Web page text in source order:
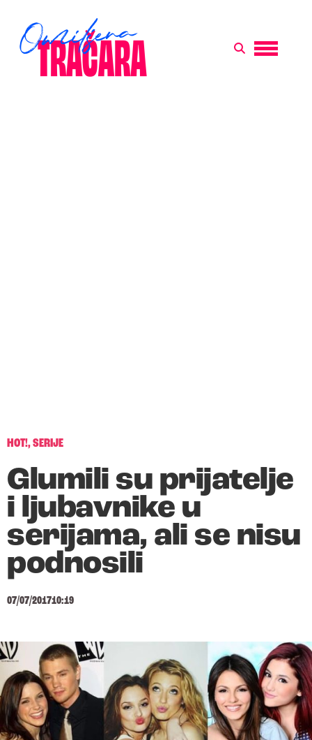
HOT!,SERIJE
Glumili su prijatelje
i ljubavnike u
serijama, ali se nisu
podnosili
07/07/201710:19